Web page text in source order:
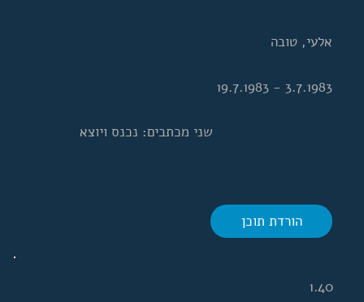
הורדת תוכן
שני מכתבים: נכנס ויוצא
3.7.1983 - 19.7.1983
אלעי, טובה
1.40